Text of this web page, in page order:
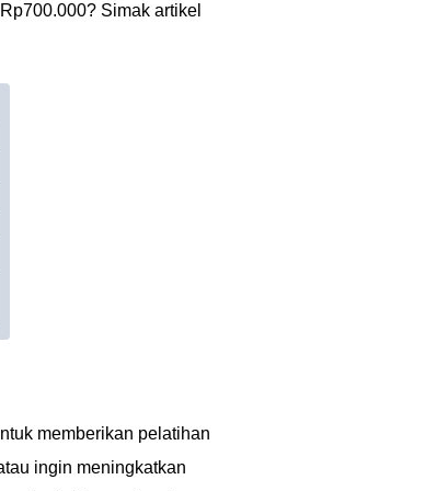
Simak artikel
memberikan pelatihan
ingin meningkatkan